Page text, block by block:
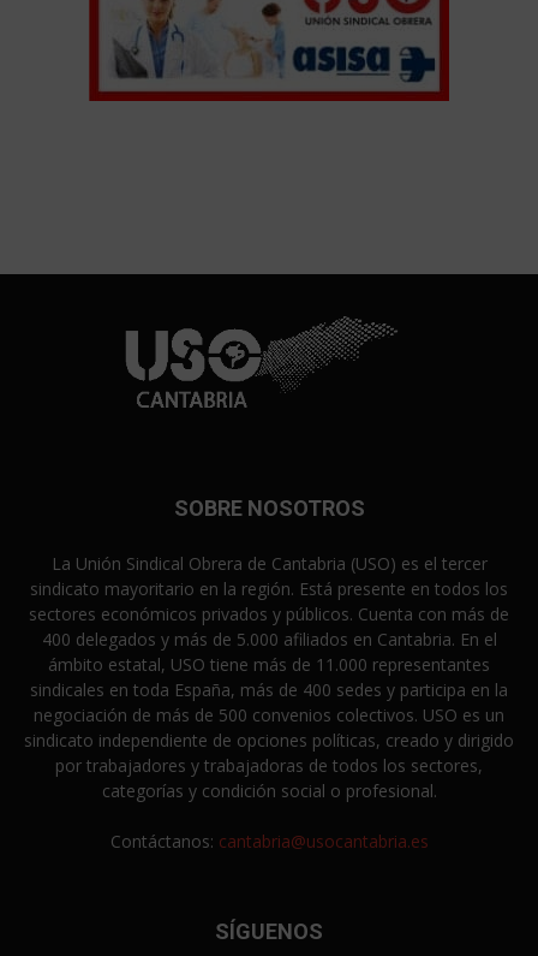
SOBRE NOSOTROS
La Unión Sindical Obrera de Cantabria (USO) es el tercer
sindicato mayoritario en la región. Está presente en todos los
sectores económicos privados y públicos. Cuenta con más de
400 delegados y más de 5.000 afiliados en Cantabria. En el
ámbito estatal, USO tiene más de 11.000 representantes
sindicales en toda España, más de 400 sedes y participa en la
negociación de más de 500 convenios colectivos. USO es un
sindicato independiente de opciones políticas, creado y dirigido
por trabajadores y trabajadoras de todos los sectores,
categorías y condición social o profesional.
Contáctanos: cantabria@usocantabria.es
SÍGUENOS